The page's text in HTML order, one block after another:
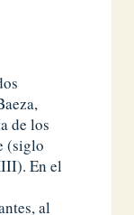
de los
(siglo
En el
al